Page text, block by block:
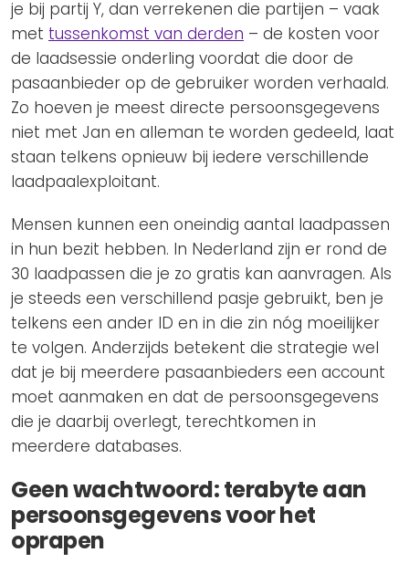
je bij partij Y, dan verrekenen die partijen – vaak
met tussenkomst van derden – de kosten voor
de laadsessie onderling voordat die door de
pasaanbieder op de gebruiker worden verhaald.
Zo hoeven je meest directe persoonsgegevens
niet met Jan en alleman te worden gedeeld, laat
staan telkens opnieuw bij iedere verschillende
laadpaalexploitant.
Mensen kunnen een oneindig aantal laadpassen
in hun bezit hebben. In Nederland zijn er rond de
30 laadpassen die je zo gratis kan aanvragen. Als
je steeds een verschillend pasje gebruikt, ben je
telkens een ander ID en in die zin nóg moeilijker
te volgen. Anderzijds betekent die strategie wel
dat je bij meerdere pasaanbieders een account
moet aanmaken en dat de persoonsgegevens
die je daarbij overlegt, terechtkomen in
meerdere databases.
Geen wachtwoord: terabyte aan
persoonsgegevens voor het
oprapen